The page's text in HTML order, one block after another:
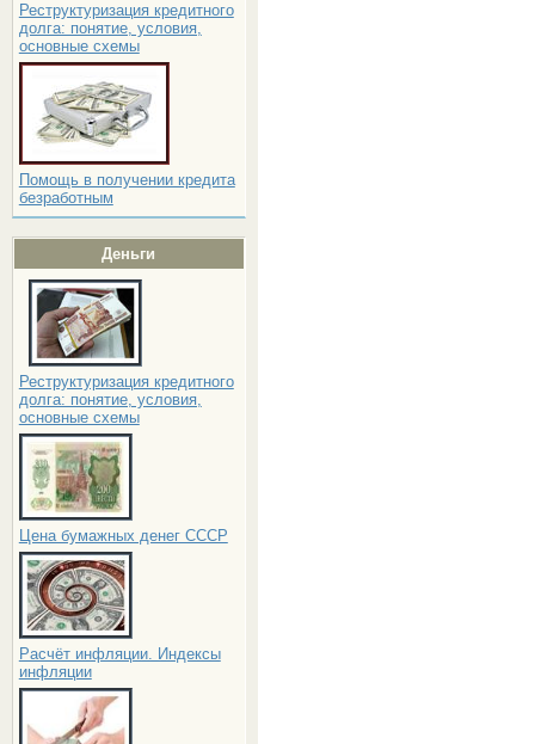
Реструктуризация кредитного
долга: понятие, условия,
основные схемы
Помощь в получении кредита
безработным
Деньги
Реструктуризация кредитного
долга: понятие, условия,
основные схемы
Цена бумажных денег СССР
Расчёт инфляции. Индексы
инфляции